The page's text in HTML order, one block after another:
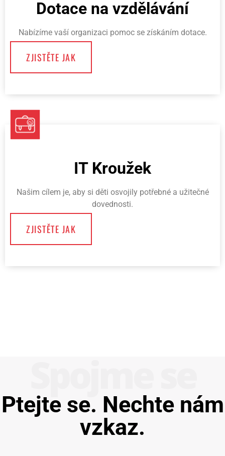
Dotace na vzdělávání
Nabízíme vaší organizaci pomoc se získáním dotace.
ZJISTĚTE JAK
IT Kroužek
Našim cílem je, aby si děti osvojily potřebné a užitečné
dovednosti.
ZJISTĚTE JAK
Ptejte se. Nechte nám
vzkaz.